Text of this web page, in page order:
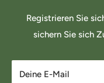
Registrieren Sie
sichern Sie sich
Deine E-Mail